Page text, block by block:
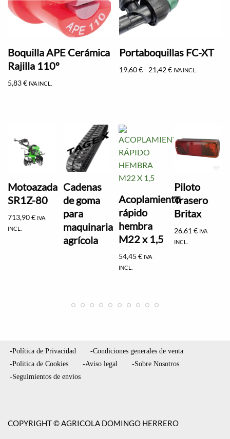
Boquilla APE Cerámica
Rajilla 110º
5,83€ IVA INCL.
Portaboquillas FC-XT
19,60€- 21,42€ IVA INCL.
Motoazada
SR1Z-80
713,90€ IVA
INCL.
Cadenas
de goma
para
maquinaria
agrícola
Acoplamiento
rápido
hembra
M22 x 1,5
54,45€ IVA
INCL.
Piloto
Trasero
Britax
26,61€ IVA
INCL.
-Política de Privacidad
-Condiciones generales de venta
-Politica de Cookies
-Aviso legal
-Sobre Nosotros
-Seguimientos de envíos
COPYRIGHT © AGRICOLA DOMINGO HERRERO